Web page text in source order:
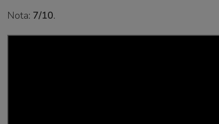
Nota: 7/10.